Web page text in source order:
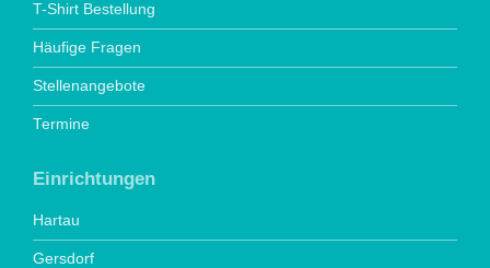
T-Shirt Bestellung
Häufige Fragen
Stellenangebote
Termine
Einrichtungen
Hartau
Gersdorf